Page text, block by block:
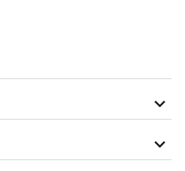


